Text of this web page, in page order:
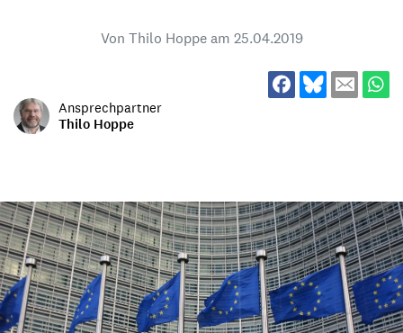
Von Thilo Hoppe am 25.04.2019
Ansprechpartner
Thilo Hoppe